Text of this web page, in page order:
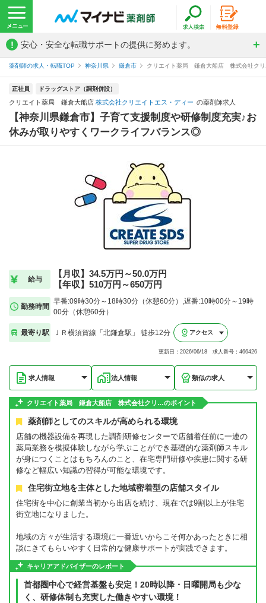
! 安心・安全な転職サポートの提供に努めます。
薬剤師の求人・転職TOP 神奈川県 鎌倉市 クリエイト薬局 鎌倉大船店 株式会社クリ
正社員 ドラッグストア（調剤併設）
クリエイト薬局 鎌倉大船店 株式会社クリエイトエス・ディー の薬剤師求人
【神奈川県鎌倉市】子育て支援制度や研修制度充実♪お
休みが取りやすくワークライフバランス◎
給与
【月収】34.5万円～50.0万円
【年収】510万円～650万円
勤務時間
早番:09時30分～18時30分（休憩60分）,遅番:10時00分～19時
00分（休憩60分）
最寄り駅 ＪＲ横須賀線「北鎌倉駅」 徒歩12分 アクセス
更新日：2026/06/18 求人番号：466426
求人情報 法人情報 類似の求人
クリエイト薬局 鎌倉大船店 株式会社クリ…のポイント
薬剤師としてのスキルが高められる環境
店舗の機器設備を再現した調剤研修センターで店舗着任前に一連の
薬局業務を模擬体験しながら学ぶことができ基礎的な薬剤師スキル
が身につくことはもちろんのこと、在宅専門研修や疾患に関する研
修など幅広い知識の習得が可能な環境です。
住宅街立地を主体とした地域密着型の店舗スタイル
住宅街を中心に創業当初から出店を続け、現在では9割以上が住宅
街立地になりました。
地域の方々が生活する環境に一番近いからこそ何かあったときに相
談にきてもらいやすく日常的な健康サポートが実践できます。
キャリアアドバイザーのレポート
首都圏中心で経営基盤も安定！20時以降・日曜開局も少な
く、研修体制も充実した働きやすい環境！